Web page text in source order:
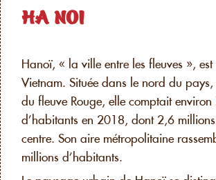
HA NOI
Hanoï, « la ville entre les fleuves »,
Vietnam. Située dans le nord du
du fleuve Rouge, elle comptait
d’habitants en 2018, dont 2,6
centre. Son aire métropolitaine
millions d’habitants.